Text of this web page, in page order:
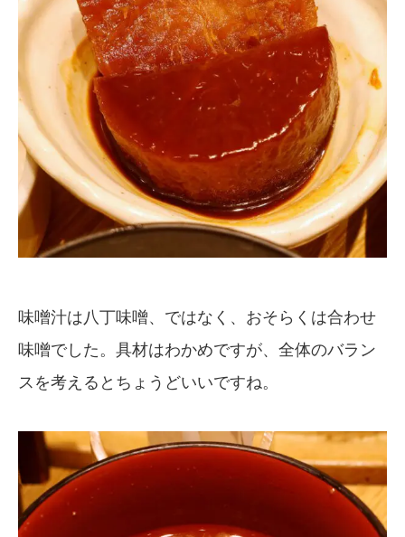
味噌汁は八丁味噌、ではなく、おそらくは合わせ
味噌でした。具材はわかめですが、全体のバラン
スを考えるとちょうどいいですね。